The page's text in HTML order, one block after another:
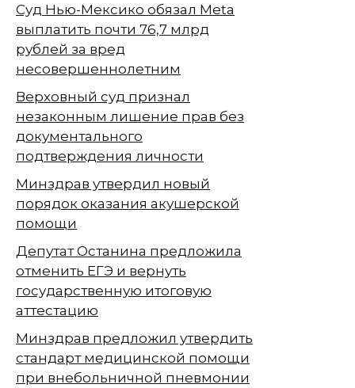
Суд Нью-Мексико обязал Meta
выплатить почти 76,7 млрд
рублей за вред
несовершеннолетним
Верховный суд признал
незаконным лишение прав без
документального
подтверждения личности
Минздрав утвердил новый
порядок оказания акушерской
помощи
Депутат Останина предложила
отменить ЕГЭ и вернуть
государственную итоговую
аттестацию
Минздрав предложил утвердить
стандарт медицинской помощи
при внебольничной пневмонии